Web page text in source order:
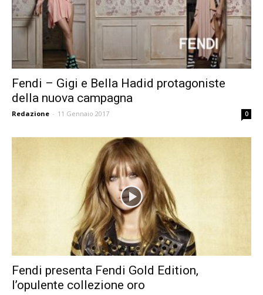
Fendi – Gigi e Bella Hadid protagoniste
della nuova campagna
Redazione - 11 Gennaio 2017 0
Fendi presenta Fendi Gold Edition,
l’opulente collezione oro